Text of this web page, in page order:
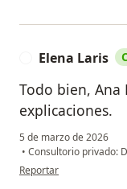
Elena Laris
Todo bien, Ana
explicaciones.
5 de marzo de 2026
• Consultorio privado:
en opinión del usuario
Reportar